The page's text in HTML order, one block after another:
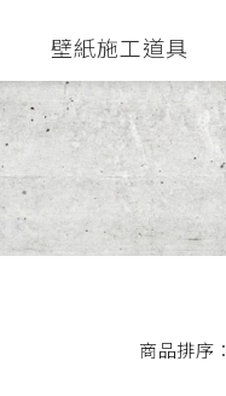
壁紙施工道具
商品排序：